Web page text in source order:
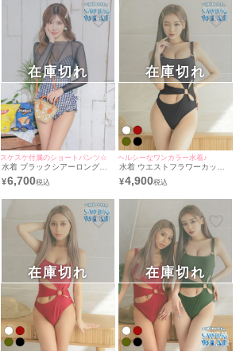
スケスケ付属のショートパンツ☆
水着 ブラックシアーロングト
ップスガーリー千鳥柄モノキニ
ビキニ
¥6,700
在庫切れ
ヘルシーなワンカラー水着♪
水着 ウエストフラワーカット
リング付き体型カバーワンピー
スモノキニビキニ
¥4,900
在庫切れ
在庫切れ 在庫切れ